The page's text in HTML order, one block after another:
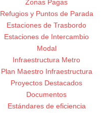
Zonas Pagas
Refugios y Puntos de Parada
Estaciones de Trasbordo
Estaciones de Intercambio
Modal
Infraestructura Metro
Plan Maestro Infraestructura
Proyectos Destacados
Documentos
Estándares de eficiencia